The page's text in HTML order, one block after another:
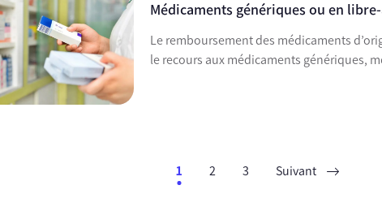
Médicaments génériques ou en
Le remboursement des médicaments
le recours aux médicaments génériques,
1 2 3 Suivant